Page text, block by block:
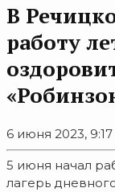
В
работу
6 июня 2023, 9:17
5 июня начал
лагерь